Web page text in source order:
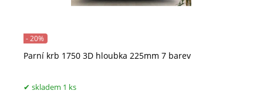
Parní krb 1750 3D hloubka 225mm 7 barev
- 20%
skladem 1 ks